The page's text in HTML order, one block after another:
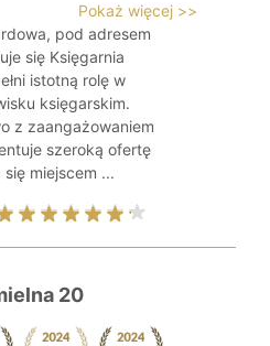
Pokaż więcej >>
pod adresem
się Księgarnia
istotną rolę w
księgarskim.
z zaangażowaniem
szeroką ofertę
miejscem ...
20